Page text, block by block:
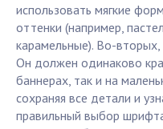
использовать мягкие
оттенки (например,
карамельные). Во-
Он должен одинаково
баннерах, так и на
сохраняя все детали и
правильный выбор